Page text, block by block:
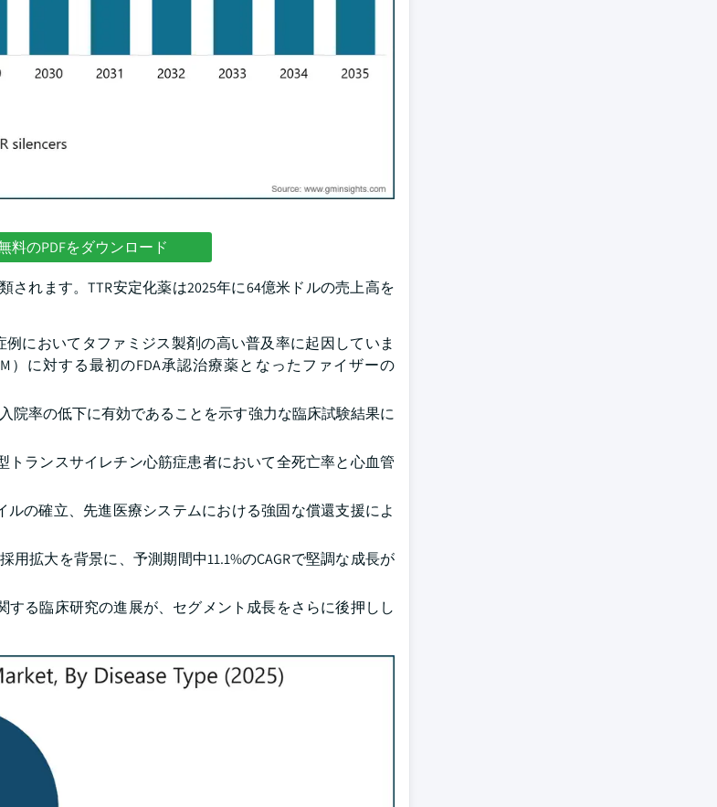
料のPDFをダウンロード
れます。TTR安定化薬は2025年に64億米ドルの売上高を
においてタファミジス製剤の高い普及率に起因していま
）に対する最初のFDA承認治療薬となったファイザーの
院率の低下に有効であることを示す強力な臨床試験結果に
トランスサイレチン心筋症患者において全死亡率と心血管
の確立、先進医療システムにおける強固な償還支援によ
拡大を背景に、予測期間中11.1%のCAGRで堅調な成長が
る臨床研究の進展が、セグメント成長をさらに後押しし